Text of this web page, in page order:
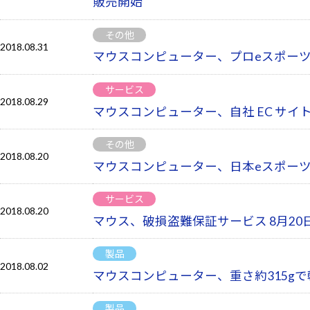
2018.08.31
その他
マウスコンピューター、プロeスポー
2018.08.29
サービス
マウスコンピューター、自社 EC サイ
2018.08.20
その他
マウスコンピューター、日本eスポー
2018.08.20
サービス
マウス、破損盗難保証サービス 8月20
2018.08.02
製品
マウスコンピューター、重さ約315g